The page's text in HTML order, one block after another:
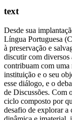
text
Desde sua implantação, o Centro de Referência do Museu da Língua Portuguesa (CRMLP) vem discutindo questões relacionadas à preservação e salvaguarda de línguas, de forma a referenciar e discutir com diversos atores perspectivas e iniciativas que contribuam com uma reflexão sobre os recortes patrimoniais da instituição e o seu objeto de preservação. Em 2023, fortalecemos esse diálogo, e o debate público, por meio da programação do Polo de Discussões. Com o tema “Museus, Língua e Preservação”, o ciclo composto por quatro encontros apresentou os contornos do desafio de explorar a complexidade da língua em sua natureza dinâmica e imaterial, indagando como ela(s) pode(m) ser preservada(s) em contextos culturais específicos, dentre eles, os museus. A discussão ressalta a importância dos métodos para a preservação da língua em instituições museológicas, estimulando reflexões profundas sobre a dinâmica linguística e a preservação da imaterialidade. O Ciclo de Encontros, em parceria com o setor brasileiro do ICOM (International Council of Museums), ocorreu entre abril e outubro, abordando os seguintes temas: “Museus de língua à luz da Nova Definição de Museus”, “Língua e patrimônio: aproximações para a construção de memória”, “Língua, música e memória” e “Museus e Oralidade: perspectivas para a preservação”. Este artigo traz as referências discutidas nos encontros, enriquecendo debates sobre a preservação do patrimônio imaterial, linguístico ou não. 1. Museus de língua à luz da Nova Definição de Museus O primeiro encontro do ano de 2023 girou em torno de um acontecimento marcante para todos os museus, trata-se da Nova Definição de Museus, aprovada pelo ICOM em agosto de 2022, durante a Conferência Geral do ICOM em Praga – Tchéquia, depois de quase dois anos de desenvolvimento coletivo por profissionais de todo o mundo. A nova definição de museus, renovou a definição de 2007, que preconizava: “O Museu é uma instituição permanente sem fins lucrativos, ao serviço da sociedade e do seu desenvolvimento, aberto ao público, que adquire, conserva, investiga, comunica e expõe o patrimônio material e imaterial da humanidade e do seu meio envolvente com fins de educação, estudo e deleite. (Definição aprovada na 22ª Assembleia do ICOM em 2007, em Viena – Áustria) Nesse sentido, a definição de 2022 trouxe novos paradigmas ao campo museológico, a partir da compreensão das mudanças dessas instituições ao longo desse período (2007 a 2022). Assim, o ICOM passou a definir museus como: “Um museu é uma instituição permanente, sem fins lucrativos e ao serviço da sociedade que pesquisa, coleciona, conserva, interpreta e expõe o patrimônio material e imaterial. Abertos ao público, acessíveis e inclusivos, os museus fomentam a diversidade e a sustentabilidade. Com a participação das comunidades, os museus funcionam e comunicam de forma ética e profissional, proporcionando experiências diversas para educação, fruição, reflexão e partilha de conhecimentos”. (Definição aprovada em 24 de agosto de 2022 durante a Conferência Geral do ICOM em Praga – Tchéquia) O texto aponta para uma redefinição da função dos museus desde 2007, incorporando termos como sustentabilidade, diversidade, comunidade e inclusão. Esses parâmetros abrem espaço para reflexões sobre o papel dos museus de línguas e as diversas faces que a língua como patrimônio cultural imaterial pode assumir. O Museu da Língua Portuguesa